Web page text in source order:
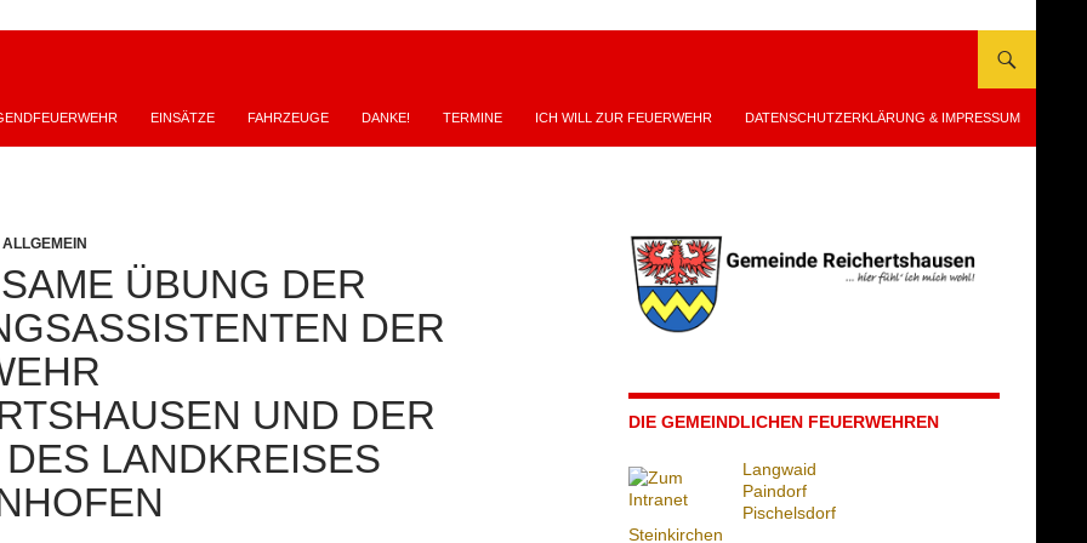
EINSÄTZE FAHRZEUGE DANKE! TERMINE ICH WILL ZUR FEUERWEHR DATENSCHUTZERKLÄRUNG & IMPRESSUM
ALLGEMEIN
ÜBUNG DER
DER
UND DER
LANDKREISES
DIE GEMEINDLICHEN FEUERWEHREN
Langwaid
Paindorf
Pischelsdorf
Steinkirchen